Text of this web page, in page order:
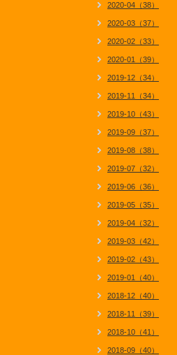
2020-04（38）
2020-03（37）
2020-02（33）
2020-01（39）
2019-12（34）
2019-11（34）
2019-10（43）
2019-09（37）
2019-08（38）
2019-07（32）
2019-06（36）
2019-05（35）
2019-04（32）
2019-03（42）
2019-02（43）
2019-01（40）
2018-12（40）
2018-11（39）
2018-10（41）
2018-09（40）